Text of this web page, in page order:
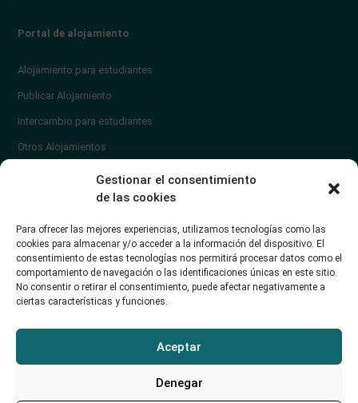
Gestionar el consentimiento
de las cookies
Para ofrecer las mejores experiencias, utilizamos tecnologías como las
cookies para almacenar y/o acceder a la información del dispositivo. El
consentimiento de estas tecnologías nos permitirá procesar datos como el
comportamiento de navegación o las identificaciones únicas en este sitio.
No consentir o retirar el consentimiento, puede afectar negativamente a
ciertas características y funciones.
Aceptar
Denegar
Portal de alojamiento
Alojamiento para estudiantes
Publicar Alojamiento
Intercambio para estudiantes
Otros Alojamientos
¿Cómo publicar un anuncio?
Contacto
soporte@alojamientounican.es